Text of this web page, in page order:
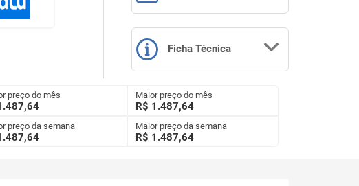
Ficha Técnica
preço do mês Maior preço do mês
R$ 1.487,64
preço da semana Maior preço da semana
R$ 1.487,64